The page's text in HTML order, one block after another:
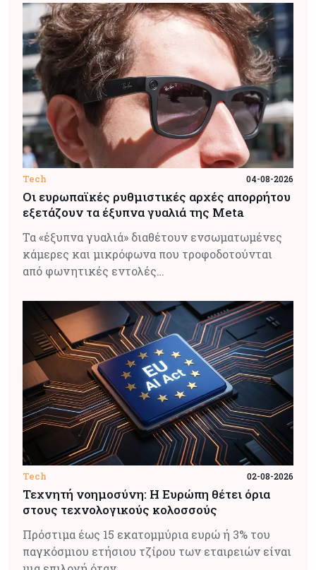
Tech 04-08-2026
Οι ευρωπαϊκές ρυθμιστικές αρχές απορρήτου
εξετάζουν τα έξυπνα γυαλιά της Meta
Τα «έξυπνα γυαλιά» διαθέτουν ενσωματωμένες
κάμερες και μικρόφωνα που τροφοδοτούνται
από φωνητικές εντολές…
Tech 02-08-2026
Τεχνητή νοημοσύνη: Η Ευρώπη θέτει όρια
στους τεχνολογικούς κολοσσούς
Πρόστιμα έως 15 εκατομμύρια ευρώ ή 3% του
παγκόσμιου ετήσιου τζίρου των εταιρειών είναι